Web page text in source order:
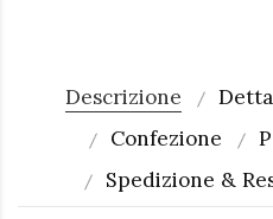
Descrizione
Confezione
Spedizione &